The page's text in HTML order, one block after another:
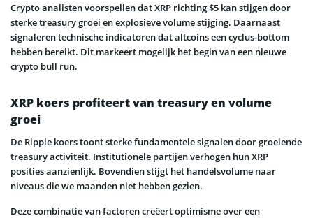
Crypto analisten voorspellen dat XRP richting $5 kan stijgen door
sterke treasury groei en explosieve volume stijging. Daarnaast
signaleren technische indicatoren dat altcoins een cyclus-bottom
hebben bereikt. Dit markeert mogelijk het begin van een nieuwe
crypto bull run.
XRP koers profiteert van treasury en volume
groei
De Ripple koers toont sterke fundamentele signalen door groeiende
treasury activiteit. Institutionele partijen verhogen hun XRP
posities aanzienlijk. Bovendien stijgt het handelsvolume naar
niveaus die we maanden niet hebben gezien.
Deze combinatie van factoren creëert optimisme over een